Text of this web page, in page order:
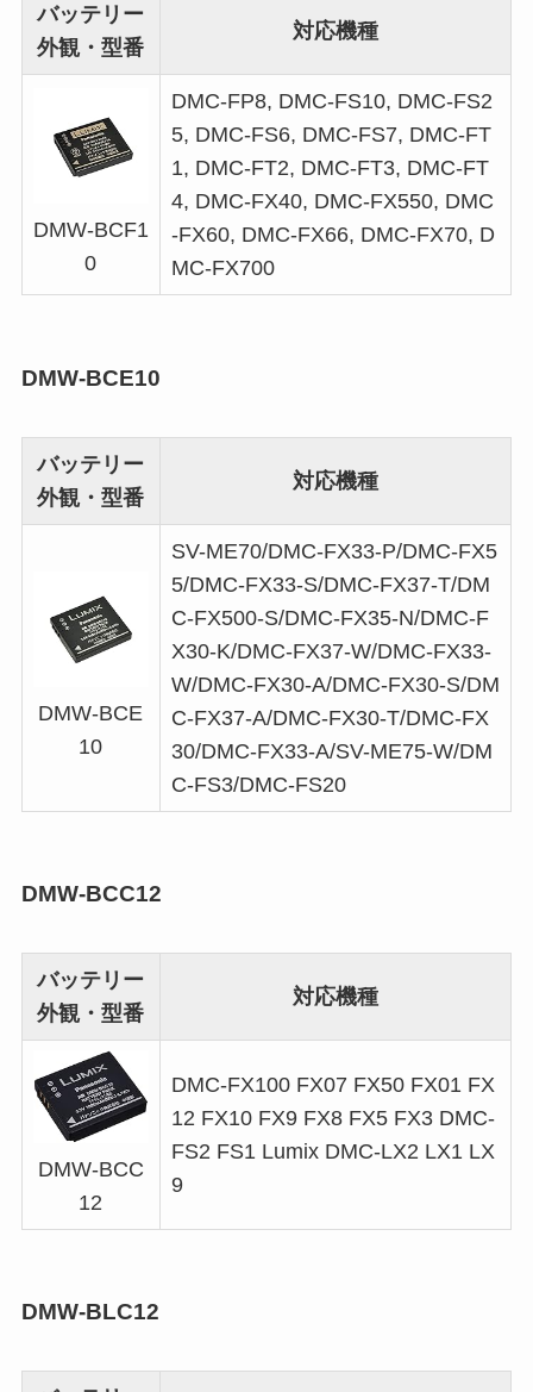
バッテリー
外観・型番
対応機種
DMW-BCF1
0
DMC-FP8, DMC-FS10, DMC-FS2
5, DMC-FS6, DMC-FS7, DMC-FT
1, DMC-FT2, DMC-FT3, DMC-FT
4, DMC-FX40, DMC-FX550, DMC
-FX60, DMC-FX66, DMC-FX70, D
MC-FX700
DMW-BCE10
バッテリー
外観・型番
対応機種
DMW-BCE
10
SV-ME70/DMC-FX33-P/DMC-FX5
5/DMC-FX33-S/DMC-FX37-T/DM
C-FX500-S/DMC-FX35-N/DMC-F
X30-K/DMC-FX37-W/DMC-FX33-
W/DMC-FX30-A/DMC-FX30-S/DM
C-FX37-A/DMC-FX30-T/DMC-FX
30/DMC-FX33-A/SV-ME75-W/DM
C-FS3/DMC-FS20
DMW-BCC12
バッテリー
外観・型番
対応機種
DMW-BCC
12
DMC-FX100 FX07 FX50 FX01 FX
12 FX10 FX9 FX8 FX5 FX3 DMC-
FS2 FS1 Lumix DMC-LX2 LX1 LX
9
DMW-BLC12